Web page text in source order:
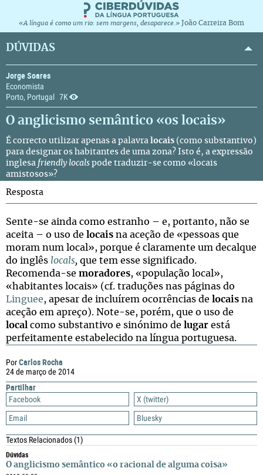
«A língua é como um rio: sem margens, desaparece.» João Carreira Bom
DÚVIDAS
Jorge Soares
Economista
Porto, Portugal 7K
O anglicismo semântico «os locais»
É correcto utilizar apenas a palavra locais (como substantivo)
para designar os habitantes de uma zona? Isto é, a expressão
inglesa friendly locals pode traduzir-se como «locais
amistosos»?
PorCarlos Rocha
24 de março de 2014
Partilhar
Facebook
X (twitter)
Email
Bluesky
Textos Relacionados(1)
Dúvidas
O anglicismo semântico «o racional de alguma coisa»
Resposta
Sente-se ainda como estranho – e, portanto, não se
aceita – o uso de
locais na aceção de «pessoas que
moram num local», porque é claramente um decalque
do inglês locals, que tem esse significado.
Recomenda-se moradores, «população local»,
«habitantes locais» (cf. traduções nas páginas do
Linguee, apesar de incluírem ocorrências de locais na
aceção em apreço). Note-se, porém, que o uso de
local
como substantivo e sinónimo de lugar está
perfeitamente estabelecido na língua portuguesa.